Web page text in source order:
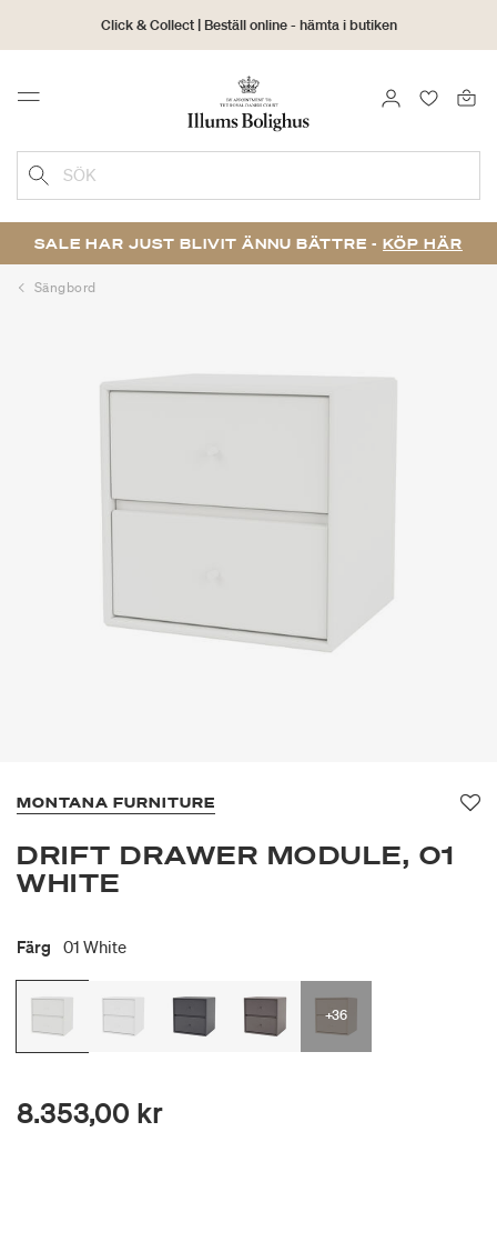
Click & Collect | Beställ online - hämta i butiken
30 dagars returrätt
Menu LOGGA IN
SÖK
SALE HAR JUST BLIVIT ÄNNU BÄTTRE - KÖP HÄR
Sängbord
MONTANA FURNITURE
DRIFT DRAWER MODULE, 01
WHITE
Färg 01 White
+36
8.353,00 kr